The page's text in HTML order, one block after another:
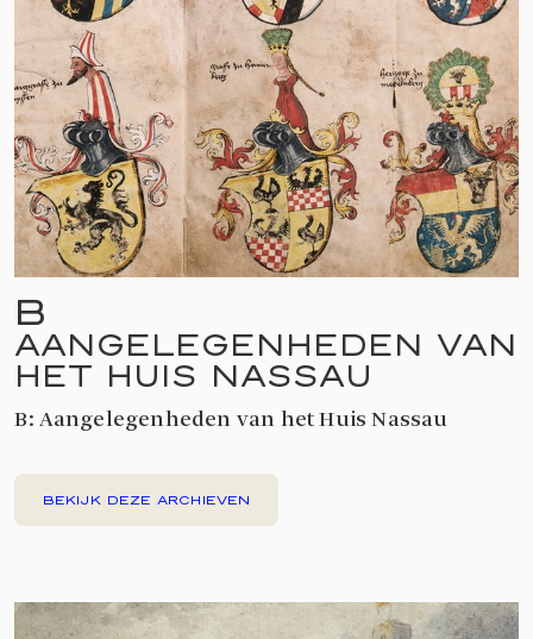
B
AANGELEGENHEDEN VAN
HET HUIS NASSAU
B: Aangelegenheden van het Huis Nassau
BEKIJK DEZE ARCHIEVEN